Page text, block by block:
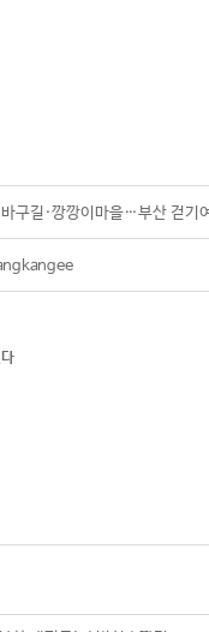
구길·깡깡이마을…부산 걷기